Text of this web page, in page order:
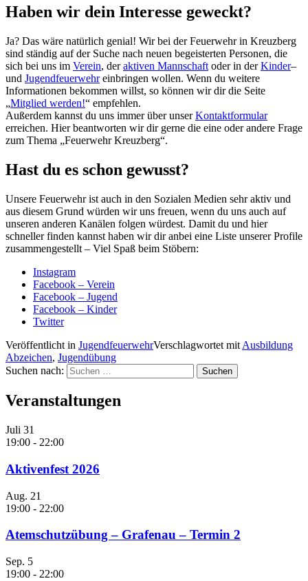
Haben wir dein Interesse geweckt?
Ja? Das wäre natürlich genial! Wir bei der Feuerwehr in Kreuzberg
sind ständig auf der Suche nach neuen begeisterten Personen, die
sich bei uns im Verein, deraktiven Mannschaft oder in derKinder–
und Jugendfeuerwehreinbringen wollen. Wenn du weitere
Informationen bekommen willst, so können wir dir die Seite
„Mitglied werden!“ empfehlen.
Außerdem kannst du uns immer über unserKontaktformular
erreichen. Hier beantworten wir dir gerne die eine oder andere Frage
zum Thema „Feuerwehr Kreuzberg“.
Hast du es schon gewusst?
Unsere Feuerwehr ist auch in den Sozialen Medien sehr aktiv und
aus diesem Grund würden wir uns freuen, wenn du uns auch auf
unseren anderen Kanälen folgen würdest. Damit du und hier
schneller finden kannst haben wir dir anbei eine Liste unserer Profile
zusammengestellt – Viel Spaß beim Stöbern:
Instagram
Facebook – Verein
Facebook – Jugend
Facebook – Kinder
Twitter
Veröffentlicht in JugendfeuerwehrVerschlagwortet mit Ausbildung
Abzeichen, Jugendübung
Suchen nach:
Veranstaltungen
Juli 31
19:00 - 22:00
Aktivenfest 2026
Aug. 21
19:00 - 22:00
Atemschutzübung – Grafenau – Termin 2
Sep. 5
19:00 - 22:00